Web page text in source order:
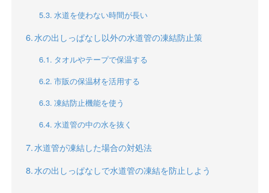
水道を使わない時間が長い
水の出しっぱなし以外の水道管の凍結防止策
タオルやテープで保温する
市販の保温材を活用する
凍結防止機能を使う
水道管の中の水を抜く
水道管が凍結した場合の対処法
水の出しっぱなしで水道管の凍結を防止しよう